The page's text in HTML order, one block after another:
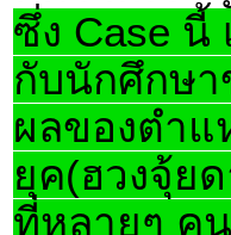
ซึ่ง Case นี้
กับนักศึกษา
ผลของตำแ
ยุค(ฮวงจุ้ย
ที่หลายๆ ค